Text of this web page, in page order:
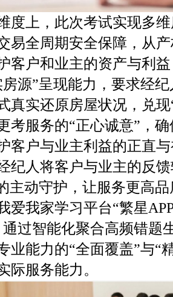
上，此次考试实现多维
易全周期安全保障，从
客户和业主的资产与利
房源”呈现能力，要求经
真实还原房屋状况，兑
考服务的“正心诚意”，
客户与业主利益的正直
纪人将客户与业主的反
主动守护，让服务更高
我家学习平台“繁星
过智能化聚合高频错题
业能力的“全面覆盖”与“
际服务能力。